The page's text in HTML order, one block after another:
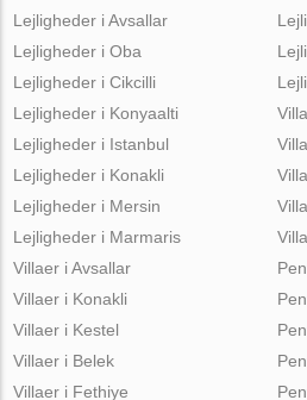
Lejligheder i Avsallar
Lejligheder i Oba
Lejligheder i Cikcilli
Lejligheder i Konyaalti
Lejligheder i Istanbul
Lejligheder i Konakli
Lejligheder i Mersin
Lejligheder i Marmaris
Villaer i Avsallar
Villaer i Konakli
Villaer i Kestel
Villaer i Belek
Villaer i Fethiye